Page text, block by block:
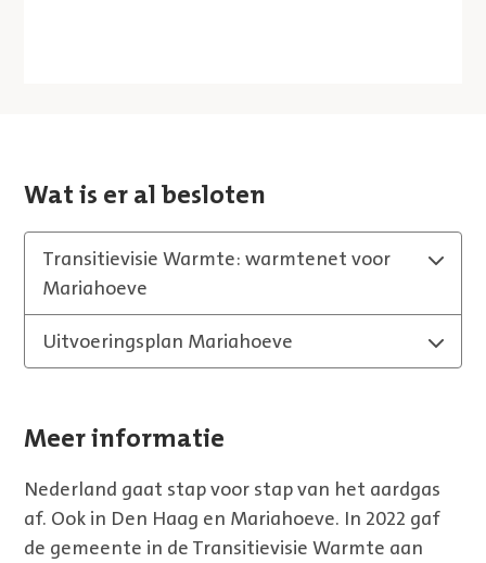
Wat is er al besloten
Transitievisie Warmte: warmtenet voor
Mariahoeve
Uitvoeringsplan Mariahoeve
Meer informatie
Nederland gaat stap voor stap van het aardgas
af. Ook in Den Haag en Mariahoeve. In 2022 gaf
de gemeente in de Transitievisie Warmte aan